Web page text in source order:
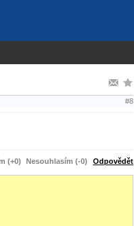
#8
(+0) Nesouhlasím (-0) Odpovědět